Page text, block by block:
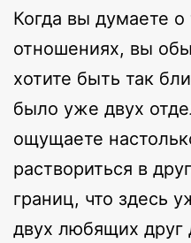
Когда вы думаете
отношениях, вы
хотите быть так
было уже двух
ощущаете
раствориться в
границ, что здесь
двух любящих друг